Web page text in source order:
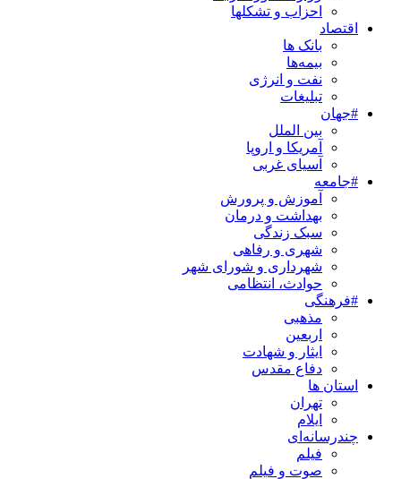
احزاب و تشکلها
اقتصاد
بانک ها
بیمه‌ها
نفت و انرژی
تبلیغات
#جهان
بین الملل
آمریکا و اروپا
آسیای غربی
#جامعه
آموزش و پرورش
بهداشت و درمان
سبک زندگی
شهری و رفاهی
شهرداری و شورای شهر
حوادث، انتظامی
#فرهنگی
مذهبی
اربعین
ایثار و شهادت
دفاع مقدس
استان ها
تهران
ایلام
چندرسانه‌ای
فیلم
صوت و فیلم